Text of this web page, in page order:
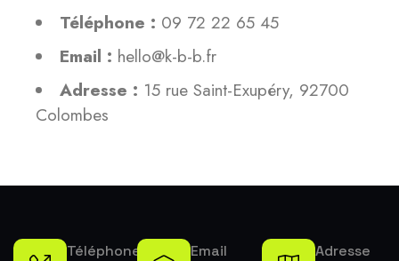
Téléphone : 09 72 22 65 45
Email : hello@k-b-b.fr
Adresse : 15 rue Saint-Exupéry, 92700
Colombes
Téléphone Email Adresse